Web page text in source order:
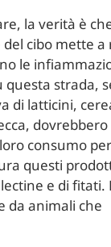
la verità è
cibo mette a
le
strada,
di latticini,
dovrebbero
consumo per
questi
e di fitati.
da animali che